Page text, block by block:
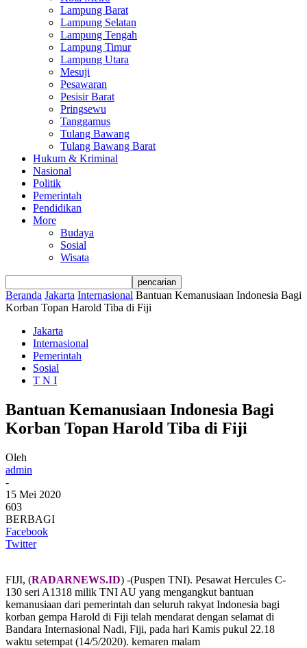
Lampung Barat
Lampung Selatan
Lampung Tengah
Lampung Timur
Lampung Utara
Mesuji
Pesawaran
Pesisir Barat
Pringsewu
Tanggamus
Tulang Bawang
Tulang Bawang Barat
Hukum & Kriminal
Nasional
Politik
Pemerintah
Pendidikan
More
Budaya
Sosial
Wisata
Beranda Jakarta Internasional Bantuan Kemanusiaan Indonesia Bagi
Korban Topan Harold Tiba di Fiji
Jakarta
Internasional
Pemerintah
Sosial
T N I
Bantuan Kemanusiaan Indonesia Bagi
Korban Topan Harold Tiba di Fiji
Oleh
admin
-
15 Mei 2020
603
BERBAGI
Facebook
Twitter
FIJI, (RADARNEWS.ID) -(Puspen TNI). Pesawat Hercules C-
130 seri A1318 milik TNI AU yang mengangkut bantuan
kemanusiaan dari pemerintah dan seluruh rakyat Indonesia bagi
korban gempa Harold di Fiji telah mendarat dengan selamat di
Bandara Internasional Nadi, Fiji, pada hari Kamis pukul 22.18
waktu setempat (14/5/2020). kemaren malam